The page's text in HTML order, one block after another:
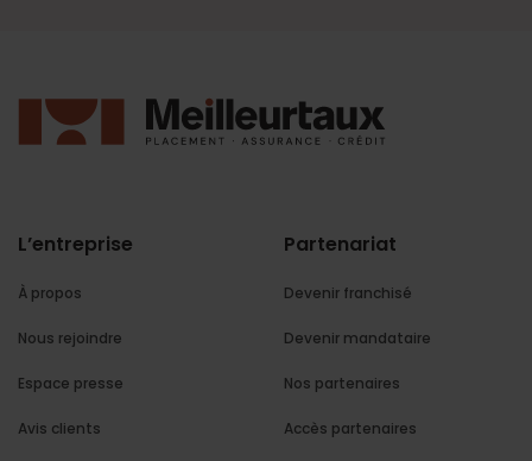
L’entreprise
À propos
Nous rejoindre
Espace presse
Avis clients
Partenariat
Devenir franchisé
Devenir mandataire
Nos partenaires
Accès partenaires